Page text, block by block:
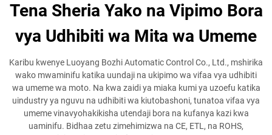
Tena Sheria Yako na Vipimo Bora
vya Udhibiti wa Mita wa Umeme
Karibu kwenye Luoyang Bozhi Automatic Control Co., Ltd., mshirika
wako mwaminifu katika uundaji na ukipimo wa vifaa vya udhibiti
wa umeme wa moto. Na kwa zaidi ya miaka kumi ya uzoefu katika
uindustry ya nguvu na udhibiti wa kiutobashoni, tunatoa vifaa vya
umeme vinavyohakikisha utendaji bora na kufanya kazi kwa
uaminifu. Bidhaa zetu zimehimizwa na CE, ETL, na ROHS,